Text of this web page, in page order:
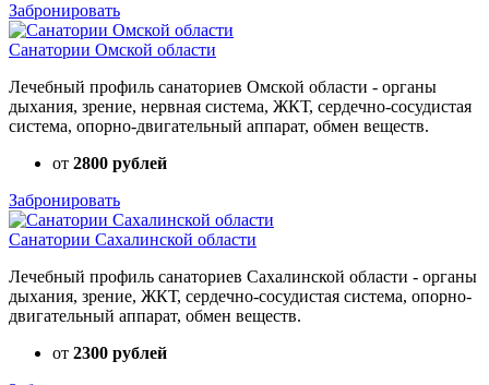
Забронировать
Санатории Омской области
Лечебный профиль санаториев Омской области - органы
дыхания, зрение, нервная система, ЖКТ, сердечно-сосудистая
система, опорно-двигательный аппарат, обмен веществ.
от 2800 рублей
Забронировать
Санатории Сахалинской области
Лечебный профиль санаториев Сахалинской области - органы
дыхания, зрение, ЖКТ, сердечно-сосудистая система, опорно-
двигательный аппарат, обмен веществ.
от 2300 рублей